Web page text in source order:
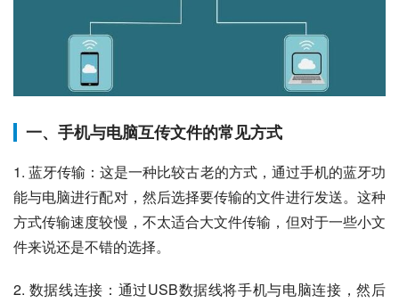
一、手机与电脑互传文件的常见方式
1. 蓝牙传输：这是一种比较古老的方式，通过手机的蓝牙功
能与电脑进行配对，然后选择要传输的文件进行发送。这种
方式传输速度较慢，不太适合大文件传输，但对于一些小文
件来说还是不错的选择。
2. 数据线连接：通过USB数据线将手机与电脑连接，然后